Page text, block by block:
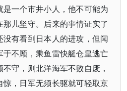
一个市井小人，他不可能为
儿坚守。后来的事情证实了
有看到日本人的进攻，但闻
不顾，乘鱼雷快艇仓皇逃亡
守，则北洋海军不败自废，
，日军无须长驱就可轻取京